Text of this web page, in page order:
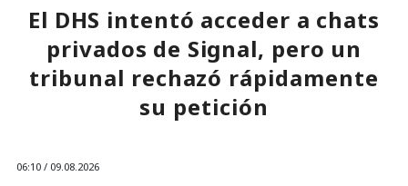
El DHS intentó acceder a chats
privados de Signal, pero un
tribunal rechazó rápidamente
su petición
06:10 / 09.08.2026